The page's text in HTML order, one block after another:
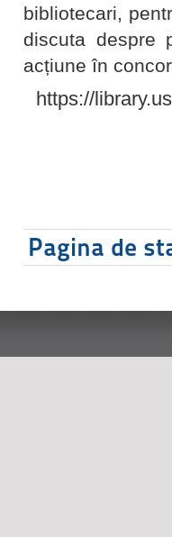
bibliotecari,
discuta despre
acțiune în
https://
Pagina de